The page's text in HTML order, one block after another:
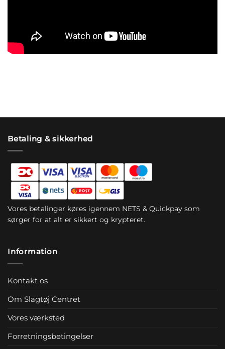
Betaling & sikkerhed
Vores betalinger køres igennem NETS & Quickpay som
sørger for at alt er sikkert og krypteret.
Information
Kontakt os
Om Slagtøj Centret
Vores værksted
Forretningsbetingelser